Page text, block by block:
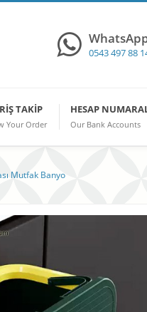
0543 497 88
TAKIP
Your Order
HESAP
Our Bank Accounts
Mutfak Banyo